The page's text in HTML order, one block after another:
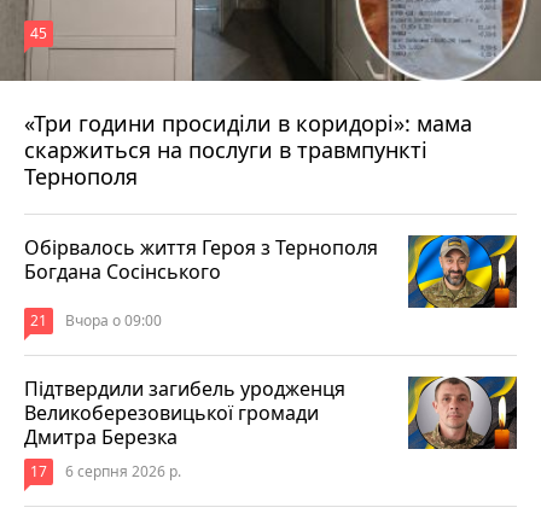
«Три години просиділи в коридорі»: мама
скаржиться на послуги в травмпункті
Тернополя
45
Вчора о 13:05
Обірвалось життя Героя з Тернополя
Богдана Сосінського
21 Вчора о 09:00
Підтвердили загибель уродженця
Великоберезовицької громади
Дмитра Березка
17 6 серпня 2026 р.